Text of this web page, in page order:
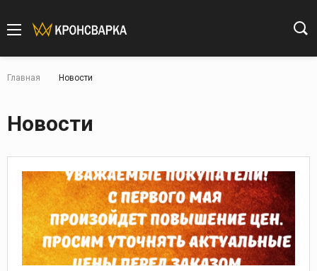
Главная Новости
Новости